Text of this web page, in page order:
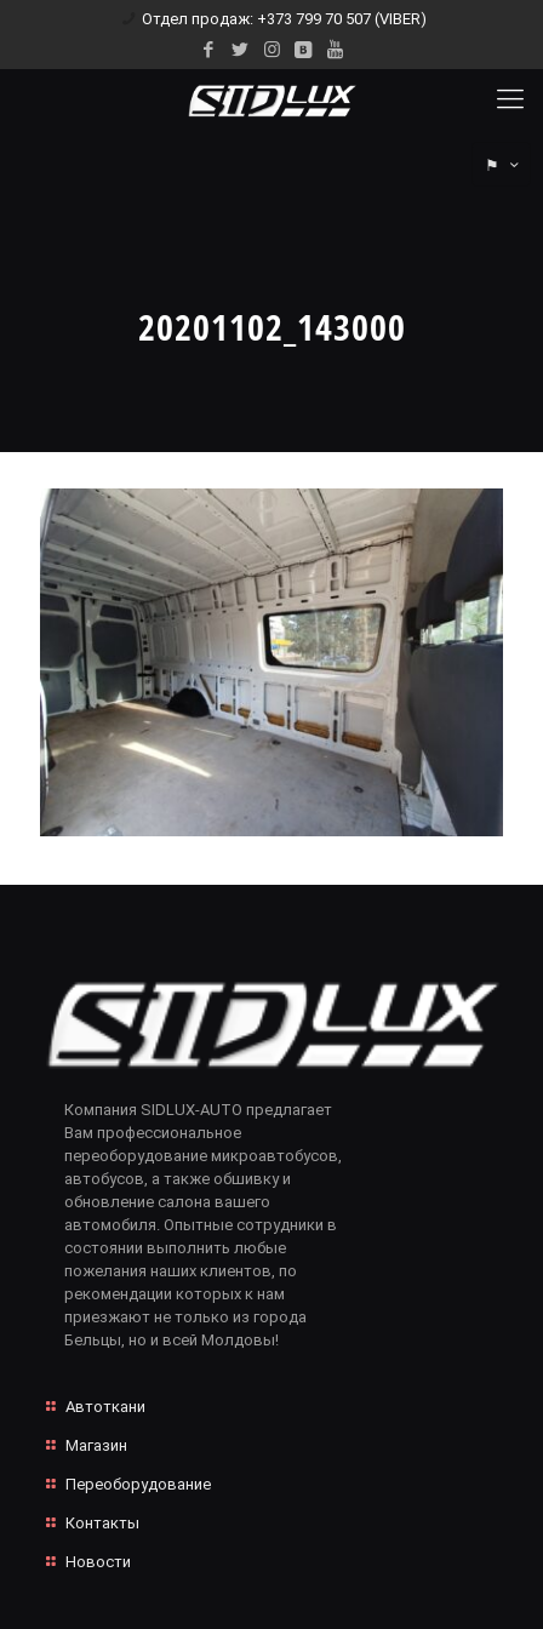
Отдел продаж: +373 799 70 507 (VIBER)
⚑
20201102_143000
Компания SIDLUX-AUTO предлагает
Вам профессиональное
переоборудование микроавтобусов,
автобусов, а также обшивку и
обновление салона вашего
автомобиля. Опытные сотрудники в
состоянии выполнить любые
пожелания наших клиентов, по
рекомендации которых к нам
приезжают не только из города
Бельцы, но и всей Молдовы!
Автоткани
Магазин
Переоборудование
Контакты
Новости